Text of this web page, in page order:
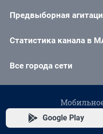
Предвыборная
Статистика канала в
Все города сети
Google Play